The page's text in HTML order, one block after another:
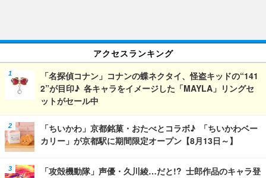
アクセスランキング
「名探偵コナン」コナンの蝶ネクタイ、怪盗キッドの“141
2”が目印♪ 各キャラをイメージした「MAYLA」リングセ
ットがセール中
「ちいかわ」京都銘菓・おたべとコラボ♪ 「ちいかわベー
カリー」が京都駅に期間限定オープン【8月13日～】
「攻殻機動隊」声優・久川綾…だと!? 士郎作品のキャラ登